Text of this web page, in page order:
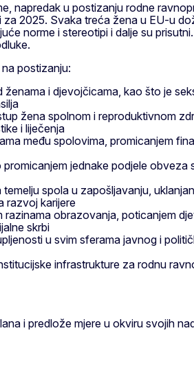
napredak u postizanju rodne
2025. Svaka treća žena u EU-u
norme i stereotipi i dalje su
postizanju:
i djevojčicama, kao što je
žena spolnom i reproduktivnom
i liječenja
među spolovima, promicanjem
promicanjem jednake podjele obveza
spola u zapošljavanju,
razvoj karijere
obrazovanja, poticanjem
skrbi
u svim sferama javnog i
infrastrukture za rodnu
i predlože mjere u okviru svojih